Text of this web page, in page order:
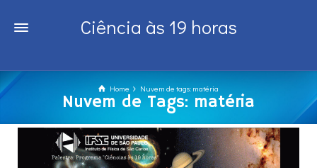
Ciência às 19 horas
Home Nuvem de tags: matéria
Nuvem de Tags: matéria